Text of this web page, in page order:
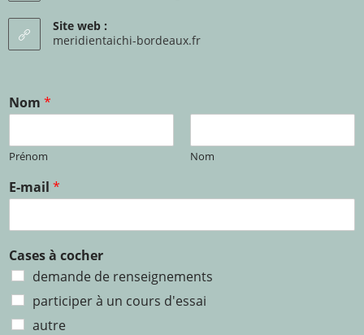
Site web :
meridientaichi-bordeaux.fr
Nom *
Prénom Nom
E-mail *
Cases à cocher
demande de renseignements
participer à un cours d'essai
autre